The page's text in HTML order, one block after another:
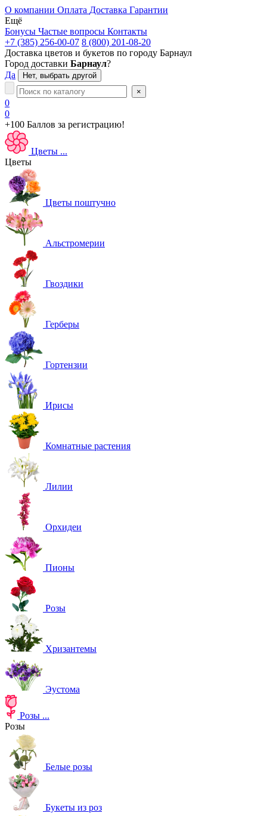
О компании Оплата Доставка Гарантии
Ещё
Бонусы Частые вопросы Контакты
+7 (385) 256-00-07 8 (800) 201-08-20
Доставка цветов и букетов по городу Барнаул
Город доставки Барнаул?
Да
Нет, выбрать другой
×
0
0
+100 Баллов за регистрацию!
Цветы ...
Цветы
Цветы поштучно
Альстромерии
Гвоздики
Герберы
Гортензии
Ирисы
Комнатные растения
Лилии
Орхидеи
Пионы
Розы
Хризантемы
Эустома
Розы ...
Розы
Белые розы
Букеты из роз